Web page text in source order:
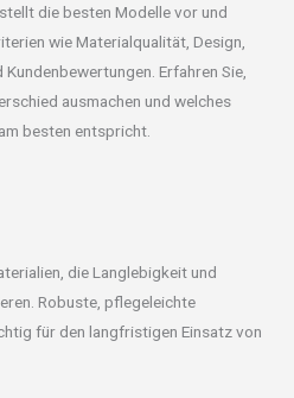
die besten Modelle vor und
wie Materialqualität, Design,
Erfahren Sie,
ausmachen und welches
besten entspricht.
die Langlebigkeit und
Robuste, pflegeleichte
für den langfristigen Einsatz von